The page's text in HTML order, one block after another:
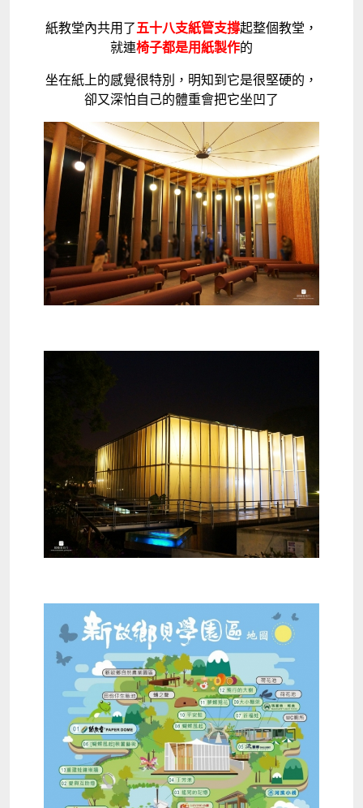
紙教堂內共用了五十八支紙管支撐起整個教堂，
就連椅子都是用紙製作的
坐在紙上的感覺很特別，明知到它是很堅硬的，
卻又深怕自己的體重會把它坐凹了